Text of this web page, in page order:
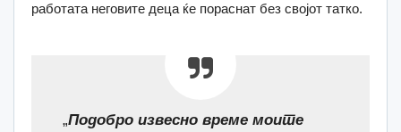
работата неговите деца ќе пораснат без својот татко.
„Подобро извесно време моите